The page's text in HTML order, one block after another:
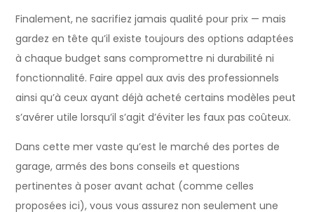
Finalement, ne sacrifiez jamais qualité pour prix — mais
gardez en tête qu’il existe toujours des options adaptées
à chaque budget sans compromettre ni durabilité ni
fonctionnalité. Faire appel aux avis des professionnels
ainsi qu’à ceux ayant déjà acheté certains modèles peut
s’avérer utile lorsqu’il s’agit d’éviter les faux pas coûteux.
Dans cette mer vaste qu’est le marché des portes de
garage, armés des bons conseils et questions
pertinentes à poser avant achat (comme celles
proposées ici), vous vous assurez non seulement une